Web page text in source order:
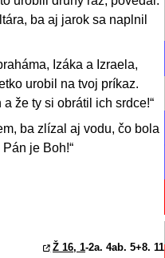
ba aj jarok sa naplnil
Izáka a Izraela,
urobil na tvoj príkaz.
že ty si obrátil ich srdce!“
ba zlízal aj vodu, čo bola
je Boh!“
Ž 16, 1-2a. 4ab. 5+8. 11